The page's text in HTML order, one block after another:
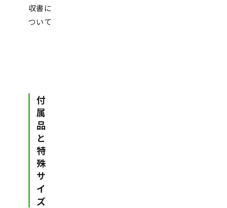
収書に
ついて
付
属
品
と
特
殊
サ
イ
ズ